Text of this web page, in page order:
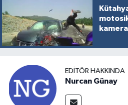
EDITÖR HAKKINDA
Nurcan Günay